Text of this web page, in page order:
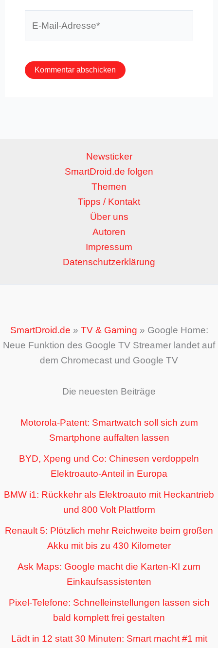
Newsticker
SmartDroid.de folgen
Themen
Tipps / Kontakt
Über uns
Autoren
Impressum
Datenschutzerklärung
SmartDroid.de » TV & Gaming » Google Home:
Neue Funktion des Google TV Streamer landet auf
dem Chromecast und Google TV
Die neuesten Beiträge
Motorola-Patent: Smartwatch soll sich zum
Smartphone auffalten lassen
BYD, Xpeng und Co: Chinesen verdoppeln
Elektroauto-Anteil in Europa
BMW i1: Rückkehr als Elektroauto mit Heckantrieb
und 800 Volt Plattform
Renault 5: Plötzlich mehr Reichweite beim großen
Akku mit bis zu 430 Kilometer
Ask Maps: Google macht die Karten-KI zum
Einkaufsassistenten
Pixel-Telefone: Schnelleinstellungen lassen sich
bald komplett frei gestalten
Lädt in 12 statt 30 Minuten: Smart macht #1 mit